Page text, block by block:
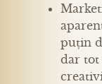
puțin
dar tot